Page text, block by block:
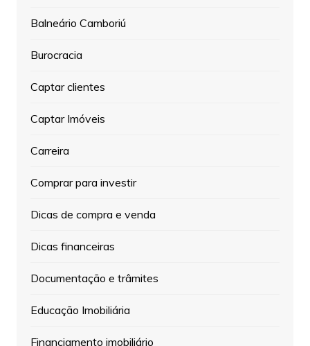
Balneário Camboriú
Burocracia
Captar clientes
Captar Imóveis
Carreira
Comprar para investir
Dicas de compra e venda
Dicas financeiras
Documentação e trâmites
Educação Imobiliária
Financiamento imobiliário